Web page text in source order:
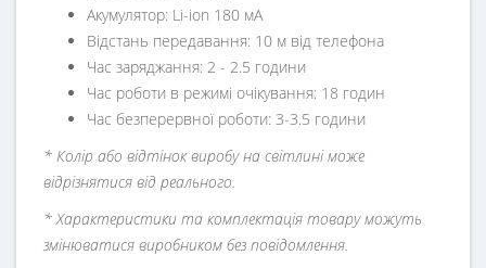
Акумулятор: Li-ion 180 мА
Відстань передавання: 10 м від телефона
Час заряджання: 2 - 2.5 години
Час роботи в режимі очікування: 18 годин
Час безперервної роботи: 3-3.5 години
* Колір або відтінок виробу на світлині може
відрізнятися від реального.
* Характеристики та комплектація товару можуть
змінюватися виробником без повідомлення.